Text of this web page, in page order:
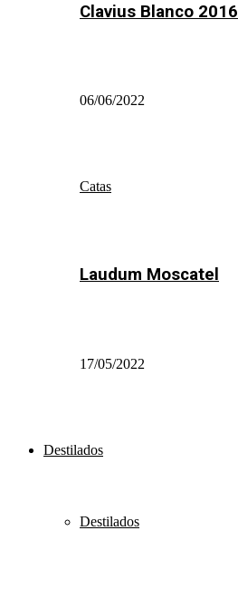
Clavius Blanco 2016
06/06/2022
Catas
Laudum Moscatel
17/05/2022
Destilados
Destilados